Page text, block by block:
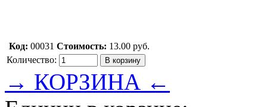
Код: 00031 Стоимость: 13.00 руб.
Количество:
→ КОРЗИНА ←